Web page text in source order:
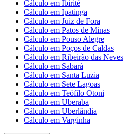
Cálculo em Ibirité
Cálculo em Ipatinga
Cálculo em Juiz de Fora
Cálculo em Patos de Minas
Cálculo em Pouso Alegre
Cálculo em Poços de Caldas
Cálculo em Ribeirão das Neves
Cálculo em Sabará
Cálculo em Santa Luzia
Cálculo em Sete Lagoas
Cálculo em Teófilo Otoni
Cálculo em Uberaba
Cálculo em Uberlândia
Cálculo em Varginha